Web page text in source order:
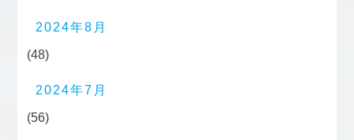
2024年8月
(48)
2024年7月
(56)